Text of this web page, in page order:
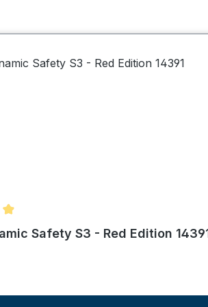
Bewertung von 4.89 von 5
Safety S3 - Red Edition